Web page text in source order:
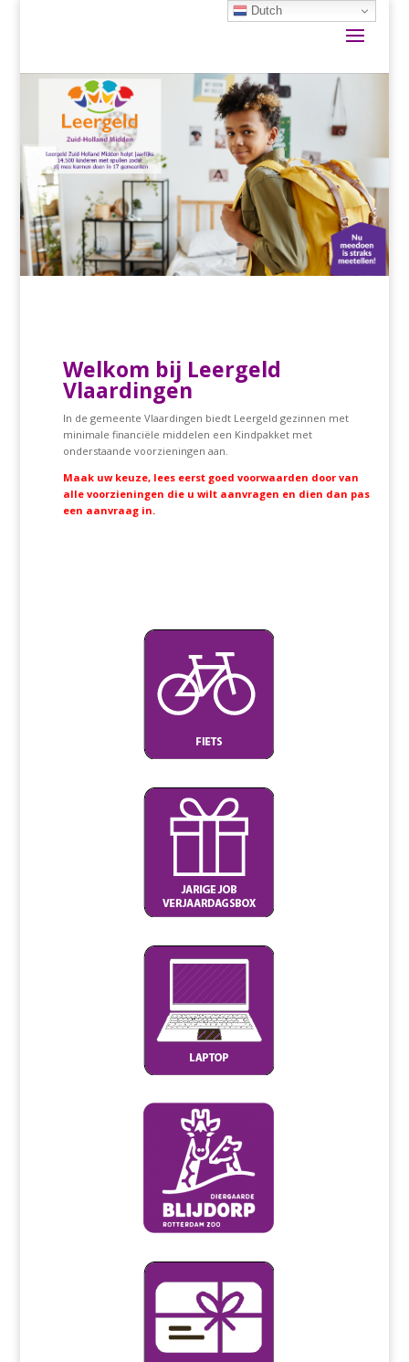
Welkom bij Leergeld
Vlaardingen
In de gemeente Vlaardingen biedt Leergeld gezinnen met
minimale financiële middelen een Kindpakket met
onderstaande voorzieningen aan.
Maak uw keuze, lees eerst goed voorwaarden door van
alle voorzieningen die u wilt aanvragen en dien dan pas
een aanvraag in.
Dutch